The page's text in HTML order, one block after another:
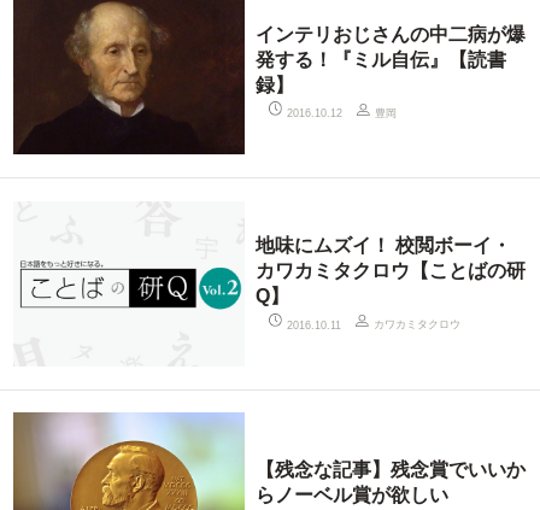
インテリおじさんの中二病が爆
発する！『ミル自伝』【読書
録】
2016.10.12 豊岡
地味にムズイ！ 校閲ボーイ・
カワカミタクロウ【ことばの研
Q】
2016.10.11 カワカミタクロウ
【残念な記事】残念賞でいいか
らノーベル賞が欲しい